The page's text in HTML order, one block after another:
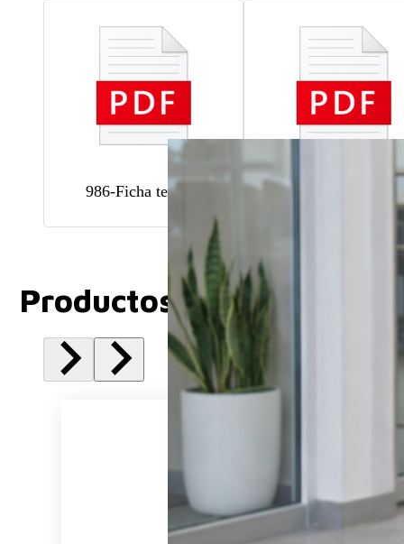
986-Ficha tecnica
Productos Relacionados